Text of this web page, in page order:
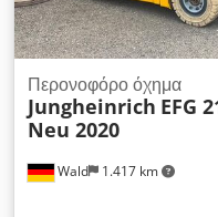
Wald 1.417 km
Περονοφόρο όχημα
Jungheinrich EFG
Neu 2020